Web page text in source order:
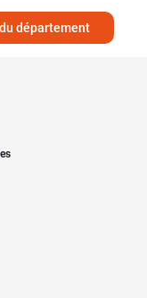
département